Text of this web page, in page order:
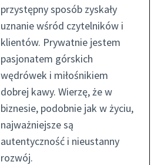
przystępny sposób zyskały
uznanie wśród czytelników i
klientów. Prywatnie jestem
pasjonatem górskich
wędrówek i miłośnikiem
dobrej kawy. Wierzę, że w
biznesie, podobnie jak w życiu,
najważniejsze są
autentyczność i nieustanny
rozwój.